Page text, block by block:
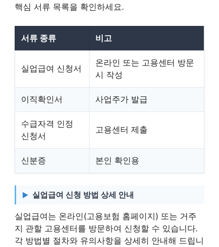
핵심 서류 목록을 확인하세요.
서류 종류 비고
실업급여 신청서
온라인 또는 고용센터 방문
시 작성
이직확인서 사업주가 발급
수급자격 인정
신청서
고용센터 제출
신분증 본인 확인용
실업급여 신청 방법 상세 안내
실업급여는 온라인(고용보험 홈페이지) 또는 거주
지 관할 고용센터를 방문하여 신청할 수 있습니다.
각 방법별 절차와 유의사항을 상세히 안내해 드립니